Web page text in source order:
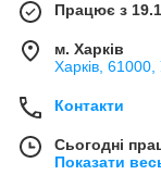
Працює з
м. Харків
Харків, 61000,
Контакти
Сьогодні
Показати